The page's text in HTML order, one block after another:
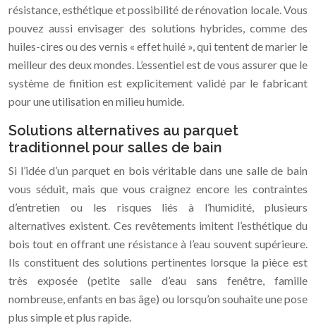
résistance, esthétique et possibilité de rénovation locale. Vous
pouvez aussi envisager des solutions hybrides, comme des
huiles-cires ou des vernis « effet huilé », qui tentent de marier le
meilleur des deux mondes. L’essentiel est de vous assurer que le
système de finition est explicitement validé par le fabricant
pour une utilisation en milieu humide.
Solutions alternatives au parquet
traditionnel pour salles de bain
Si l’idée d’un parquet en bois véritable dans une salle de bain
vous séduit, mais que vous craignez encore les contraintes
d’entretien ou les risques liés à l’humidité, plusieurs
alternatives existent. Ces revêtements imitent l’esthétique du
bois tout en offrant une résistance à l’eau souvent supérieure.
Ils constituent des solutions pertinentes lorsque la pièce est
très exposée (petite salle d’eau sans fenêtre, famille
nombreuse, enfants en bas âge) ou lorsqu’on souhaite une pose
plus simple et plus rapide.